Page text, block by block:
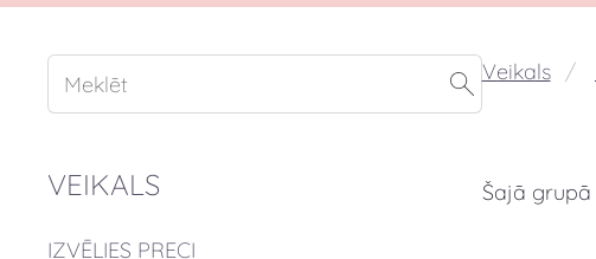
VEIKALS
IZVĒLIES PRECI
Veikals
Šajā